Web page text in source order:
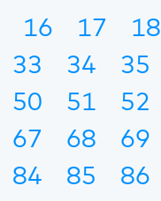
16 17 18
33 34 35
50 51 52
67 68 69
84 85 86